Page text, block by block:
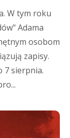
Adama
osobom
7 sierpnia.